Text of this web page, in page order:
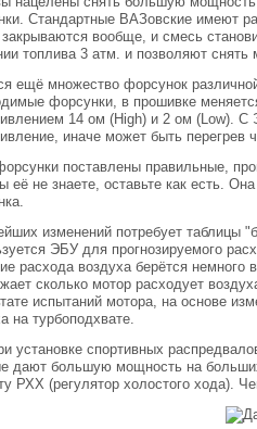
Стандартные ВАЗовские имеют
закрываются вообще, и смесь
топлива 3 атм. и позволяют
ещё множество форсунок
форсунки, в прошивке
14 ом (High) и 2 ом (Low).
иначе может быть перегрев
поставлены правильные,
её не знаете, оставьте как есть.
изменений потребует таблицы
ЭБУ для прогнозируемого
расхода воздуха берётся
сколько мотор расходует
испытаний мотора, на основе
на турбоподхвате.
установке спортивных
дают большую мощность на
РХХ (регулятор холостого хода).